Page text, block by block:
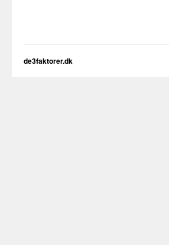
de3faktorer.dk